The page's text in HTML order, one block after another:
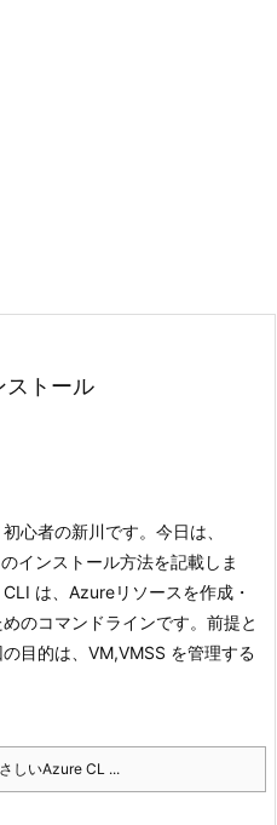
トール
心者の新川です。今日は、
インストール方法を記載しま
は、Azureリソースを作成・
のコマンドラインです。 前提と
の目的は、VM,VMSS を管理する
しいAzure CL ...